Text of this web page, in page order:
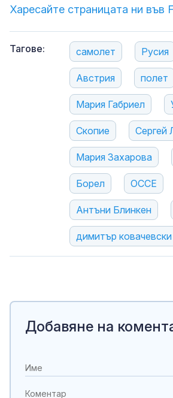
Харесайте страницата ни във
Тагове: самолет Русия
Австрия полет
Мария Габриел
Скопие Сергей
Мария Захарова
Борел ОССЕ
Антъни Блинкен
димитър ковачевски
Добавяне на